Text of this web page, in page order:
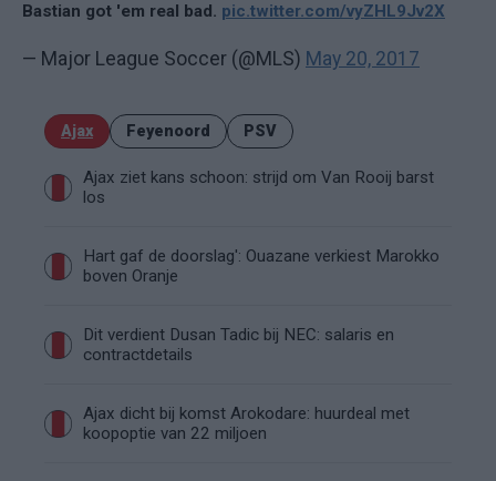
Bastian got 'em real bad. pic.twitter.com/vyZHL9Jv2X
— Major League Soccer (@MLS) May 20, 2017
Ajax Feyenoord PSV
Ajax ziet kans schoon: strijd om Van Rooij barst
los
Hart gaf de doorslag': Ouazane verkiest Marokko
boven Oranje
Dit verdient Dusan Tadic bij NEC: salaris en
contractdetails
Ajax dicht bij komst Arokodare: huurdeal met
koopoptie van 22 miljoen